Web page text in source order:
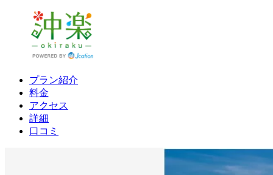
プラン紹介
料金
アクセス
詳細
口コミ